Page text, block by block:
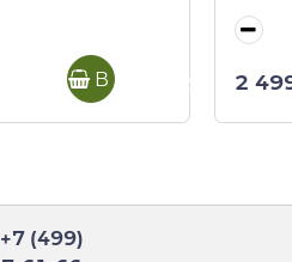
В корзину 2
+7 (499)